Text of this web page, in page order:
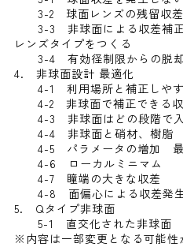
3-2 球面レンズの残留収差
3-3 非球面による収差補正
レンズタイプをつくる
3-4 有効径制限からの脱却
4. 非球面設計 最適化
4-1 利用場所と補正しやす
4-2 非球面で補正できる収
4-3 非球面はどの段階で入
4-4 非球面と硝材、樹脂
4-5 パラメータの増加 最
4-6 ローカルミニマム
4-7 瞳端の大きな収差
4-8 面偏心による収差発
5. Qタイプ非球面
5-1 直交化された非球面
※内容は一部変更となる可能性